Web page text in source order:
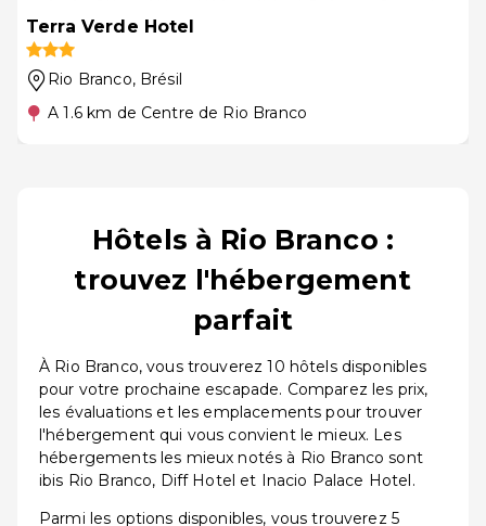
Terra Verde Hotel
Rio Branco, Brésil
A 1.6 km de Centre de Rio Branco
Hôtels à Rio Branco :
trouvez l'hébergement
parfait
À Rio Branco, vous trouverez 10 hôtels disponibles
pour votre prochaine escapade. Comparez les prix,
les évaluations et les emplacements pour trouver
l'hébergement qui vous convient le mieux. Les
hébergements les mieux notés à Rio Branco sont
ibis Rio Branco, Diff Hotel et Inacio Palace Hotel.
Parmi les options disponibles, vous trouverez 5